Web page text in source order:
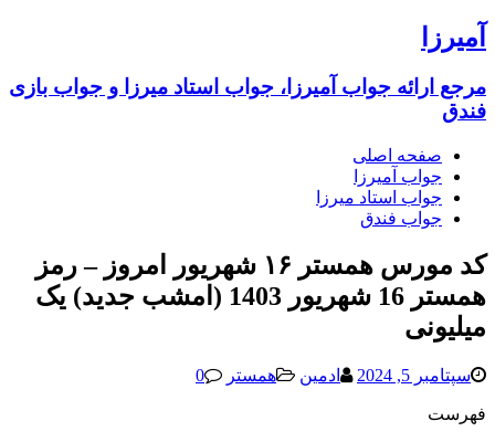
آمیرزا
مرجع ارائه جواب آمیرزا، جواب استاد میرزا و جواب بازی
فندق
صفحه اصلی
جواب آمیرزا
جواب استاد میرزا
جواب فندق
کد مورس همستر ۱۶ شهریور امروز – رمز
همستر 16 شهریور 1403 (امشب جدید) یک
میلیونی
سپتامبر 5, 2024 ادمین همستر 0
فهرست